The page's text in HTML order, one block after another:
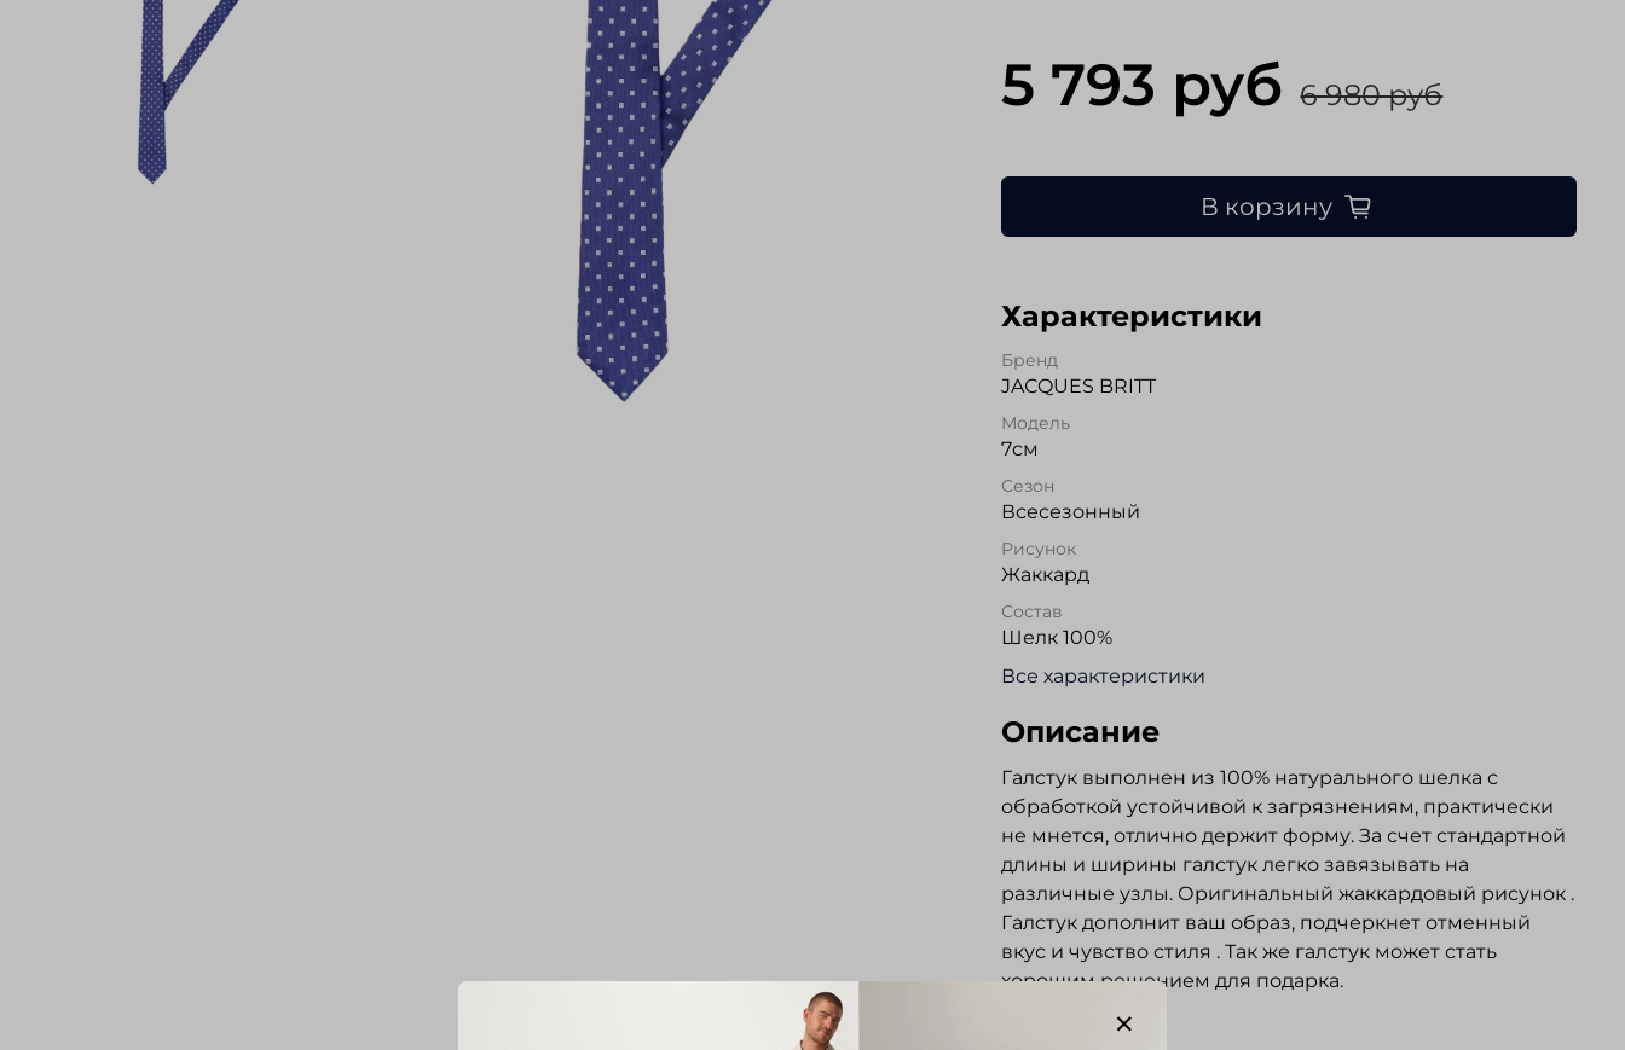
5 793 руб 6 980 руб
В корзину
Характеристики
Бренд
JAСQUES BRITT
Модель
7см
Сезон
Всесезонный
Рисунок
Жаккард
Состав
Шелк 100%
Все характеристики
Описание
Галстук выполнен из 100% натурального шелка с
обработкой устойчивой к загрязнениям, практически
не мнется, отлично держит форму. За счет стандартной
длины и ширины галстук легко завязывать на
различные узлы. Оригинальный жаккардовый рисунок .
Галстук дополнит ваш образ, подчеркнет отменный
вкус и чувство стиля . Так же галстук может стать
хорошим решением для подарка.